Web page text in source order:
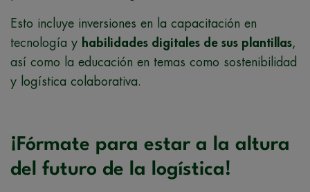
Esto incluye inversiones en la capacitación en
tecnología y habilidades digitales de sus plantillas,
así como la educación en temas como sostenibilidad
y logística colaborativa.
¡Fórmate para estar a la altura
del futuro de la logística!